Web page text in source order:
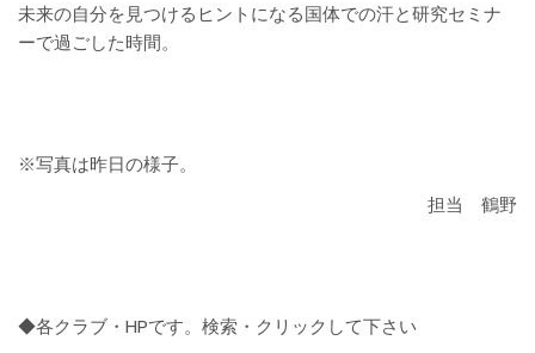
未来の自分を見つけるヒントになる国体での汗と研究セミナ
ーで過ごした時間。
※写真は昨日の様子。
担当 鶴野
◆各クラブ・HPです。検索・クリックして下さい